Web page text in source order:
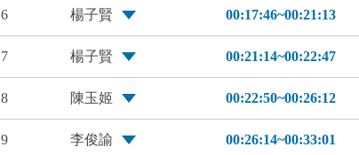
6 楊子賢 00:17:46~00:21:13
7 楊子賢 00:21:14~00:22:47
8 陳玉姬 00:22:50~00:26:12
9 李俊諭 00:26:14~00:33:01